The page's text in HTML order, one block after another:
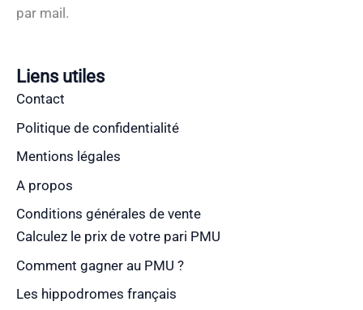
par mail.
Liens utiles
Contact
Politique de confidentialité
Mentions légales
A propos
Conditions générales de vente
Calculez le prix de votre pari PMU
Comment gagner au PMU ?
Les hippodromes français